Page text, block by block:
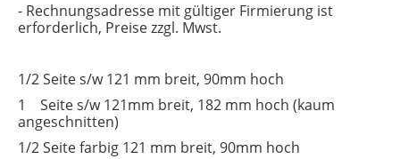
- Rechnungsadresse mit gültiger Firmierung ist
erforderlich, Preise zzgl. Mwst.
1/2 Seite s/w 121 mm breit, 90mm hoch
1 Seite s/w 121mm breit, 182 mm hoch (kaum
angeschnitten)
1/2 Seite farbig 121 mm breit, 90mm hoch